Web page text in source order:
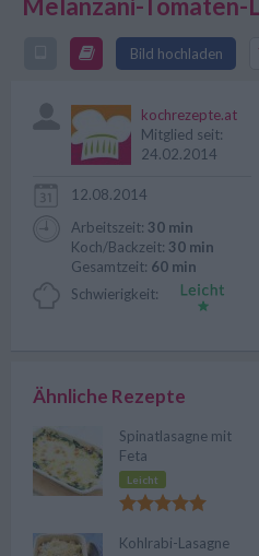
Melanzani-Tomaten-
Bild hochladen
kochrezepte.at
Mitglied seit:
24.02.2014
12.08.2014
Arbeitszeit: 30 min
Koch/Backzeit: 30 min
Gesamtzeit: 60 min
Schwierigkeit:
Ähnliche Rezepte
Spinatlasagne mit
Feta
Leicht
Kohlrabi-Lasagne